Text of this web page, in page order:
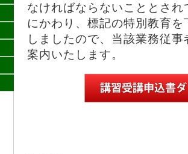
なければならないこととさ
にかわり、標記の特別教育
しましたので、当該業務従
案内いたします。